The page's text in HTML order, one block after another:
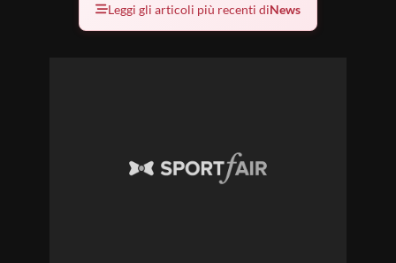
Leggi gli articoli più recenti diNews